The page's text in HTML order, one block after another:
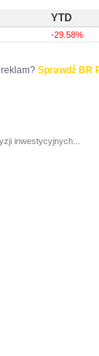
YTD
-29.58%
Sprawdź BR
inwestycyjnych...